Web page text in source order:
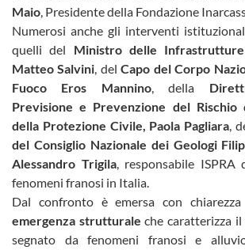
Maio, Presidente della Fondazione
Numerosi anche gli interventi
quelli del Ministro delle
Matteo Salvini, delCapo del Corpo
Fuoco Eros Mannino, della
Previsione e Prevenzione del Rischio
della Protezione Civile, Paola Pagliara,
del Consiglio Nazionale dei Geologi
Alessandro Trigila, responsabile ISPRA
fenomeni franosi in Italia.
Dal confronto è emersa con
emergenza strutturale che caratterizza
segnato da fenomeni franosi e